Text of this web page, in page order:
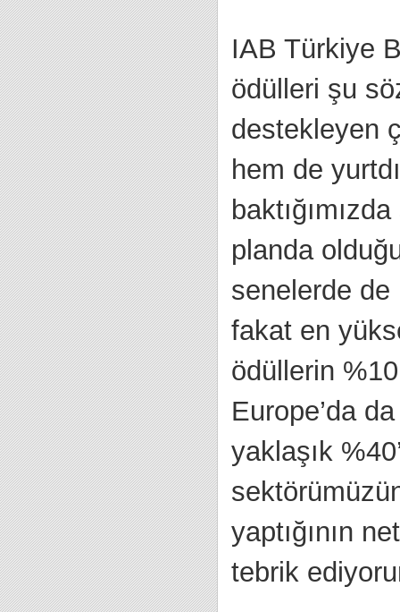
IAB Türkiye
ödülleri şu
destekleyen
hem de
planda
senelerde de
fakat en
ödüllerin
Europe’da
yaklaşık
yaptığının
tebrik